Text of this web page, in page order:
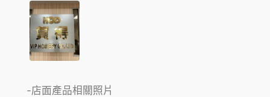
-店面產品相關照片